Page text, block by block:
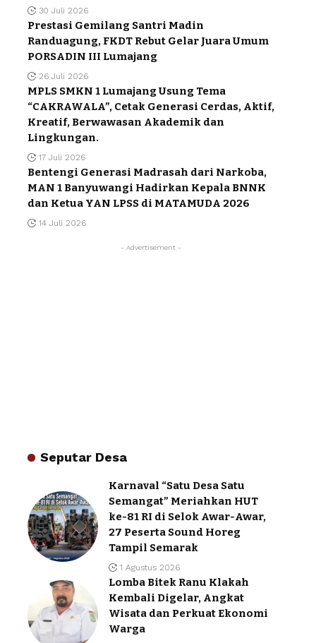
30 Juli 2026
Prestasi Gemilang Santri Madin
Randuagung, FKDT Rebut Gelar Juara Umum
PORSADIN III Lumajang
26 Juli 2026
MPLS SMKN 1 Lumajang Usung Tema
“CAKRAWALA”, Cetak Generasi Cerdas, Aktif,
Kreatif, Berwawasan Akademik dan
Lingkungan.
17 Juli 2026
Bentengi Generasi Madrasah dari Narkoba,
MAN 1 Banyuwangi Hadirkan Kepala BNNK
dan Ketua YAN LPSS di MATAMUDA 2026
14 Juli 2026
- Advertisement -
Seputar Desa
Karnaval “Satu Desa Satu
Semangat” Meriahkan HUT
ke-81 RI di Selok Awar-Awar,
27 Peserta Sound Horeg
Tampil Semarak
1 Agustus 2026
Lomba Bitek Ranu Klakah
Kembali Digelar, Angkat
Wisata dan Perkuat Ekonomi
Warga